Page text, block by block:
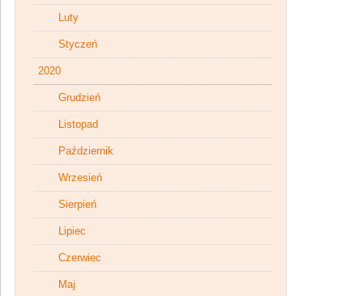
Luty
Styczeń
2020
Grudzień
Listopad
Październik
Wrzesień
Sierpień
Lipiec
Czerwiec
Maj